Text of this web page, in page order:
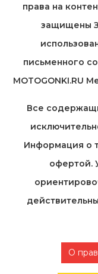
права на
защищены
письменного
MOTOGONKI.RU
Все
Информация о
офертой.
О